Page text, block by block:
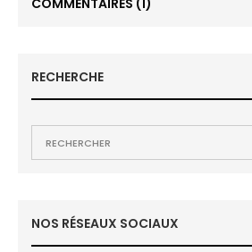
COMMENTAIRES (1)
RECHERCHE
NOS RÉSEAUX SOCIAUX